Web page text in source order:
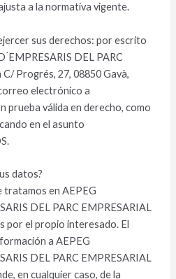
a la normativa vigente.
sus derechos: por escrito
́EMPRESARIS DEL PARC
Progrés, 27, 08850 Gavà,
electrónico a
prueba válida en derecho, como
en el asunto
datos?
tratamos en AEPEG
DEL PARC EMPRESARIAL
por el propio interesado. El
a AEPEG
DEL PARC EMPRESARIAL
en cualquier caso, de la